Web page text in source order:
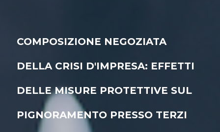
COMPOSIZIONE NEGOZIATA
DELLA CRISI D'IMPRESA: EFFETTI
DELLE MISURE PROTETTIVE SUL
PIGNORAMENTO PRESSO TERZI